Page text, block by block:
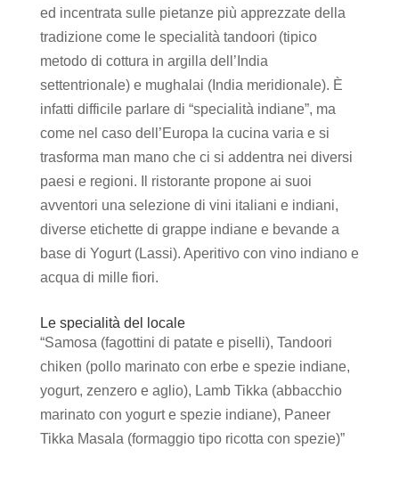
ed incentrata sulle pietanze più apprezzate della
tradizione come le specialità tandoori (tipico
metodo di cottura in argilla dell’India
settentrionale) e mughalai (India meridionale). È
infatti difficile parlare di “specialità indiane”, ma
come nel caso dell’Europa la cucina varia e si
trasforma man mano che ci si addentra nei diversi
paesi e regioni. Il ristorante propone ai suoi
avventori una selezione di vini italiani e indiani,
diverse etichette di grappe indiane e bevande a
base di Yogurt (Lassi). Aperitivo con vino indiano e
acqua di mille fiori.
Le specialità del locale
“Samosa (fagottini di patate e piselli), Tandoori
chiken (pollo marinato con erbe e spezie indiane,
yogurt, zenzero e aglio), Lamb Tikka (abbacchio
marinato con yogurt e spezie indiane), Paneer
Tikka Masala (formaggio tipo ricotta con spezie)”